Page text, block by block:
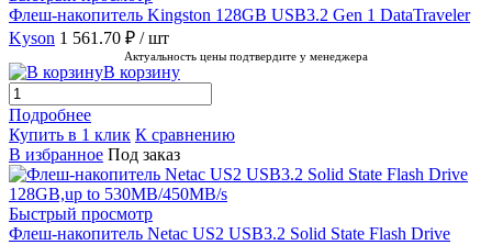
Флеш-накопитель Kingston 128GB USB3.2 Gen 1 DataTraveler
Kyson 1 561.70 ₽ / шт
Актуальность цены подтвердите у менеджера
В корзину
Подробнее
Купить в 1 клик К сравнению
В избранное Под заказ
Быстрый просмотр
Флеш-накопитель Netac US2 USB3.2 Solid State Flash Drive